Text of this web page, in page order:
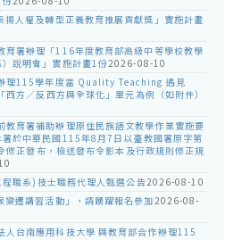
揚人權及轉型正義教育推展貢獻獎」實施計畫
育署辦理「116年度教育部高級中等學校教學
說明會」實施計畫1份2026-08-10
理115學年度當 Quality Teaching 遇見
方／反西方與全球化」單元為例（如附件）
教育署補助辦理原住民族語文教學作業實施要
於中華民國115年8月7日以臺教國署原字第
正發布，檢送發布令影本及行政規則修正規
職系)技士職務代理人甄選公告2026-08-10
遷講習活動」，請踴躍報名參加2026-08-
人台南應用科技大學 與教育部合作辦理115